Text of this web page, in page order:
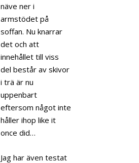
näve ner i
armstödet på
soffan. Nu knarrar
det och att
innehållet till viss
del består av skivor
i trä är nu
uppenbart
eftersom något inte
håller ihop like it
once did…
Jag har även testat